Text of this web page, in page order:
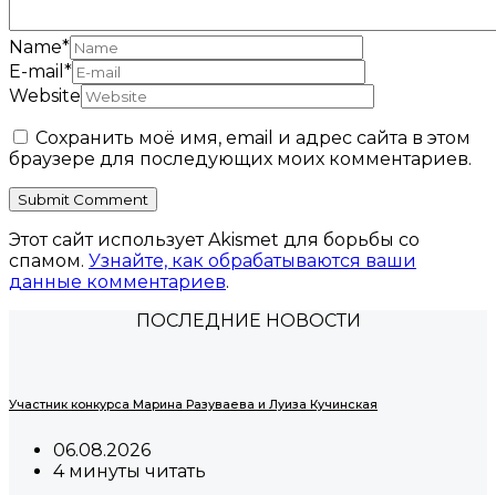
Name*
E-mail *
Website
Сохранить моё имя, email и адрес сайта в этом
браузере для последующих моих комментариев.
Этот сайт использует Akismet для борьбы со
спамом. Узнайте, как обрабатываются ваши
данные комментариев.
ПОСЛЕДНИЕ НОВОСТИ
Участник конкурса Марина Разуваева и Луиза Кучинская
06.08.2026
4 минуты читать